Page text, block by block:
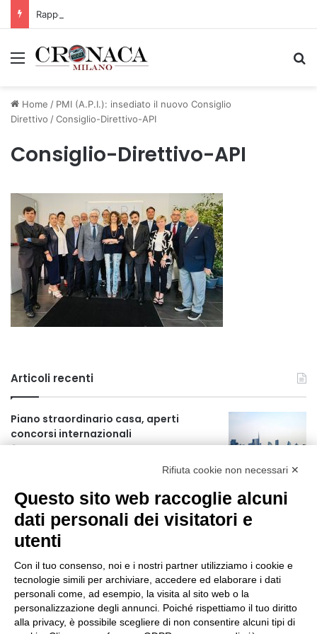
Rapporto OsMed 2025 sull’uso dei farmaci in Italia
Menu
Home / PMI (A.P.I.): insediato il nuovo Consiglio
Direttivo /Consiglio-Direttivo-API
Consiglio-Direttivo-API
Articoli recenti
Piano straordinario casa, aperti
concorsi internazionali
farmaci in Italia
12 ore fa
Un nuovo modello di IA stima il volume
dei ghiacciai del pianeta
13 ore fa
Manutenzione strade, nel biennio
2026-27 investiti 56 milioni
Rifiuta cookie non necessari ✕
Questo sito web raccoglie alcuni
dati personali dei visitatori e
utenti
Con il tuo consenso, noi e i nostri partner utilizziamo i cookie e
tecnologie simili per archiviare, accedere ed elaborare i dati
personali come, ad esempio, la visita al sito web o la
personalizzazione degli annunci. Poiché rispettiamo il tuo diritto
alla privacy, è possibile scegliere di non consentire alcuni tipi di